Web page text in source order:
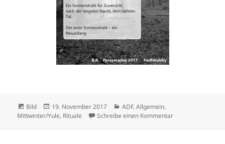
Format
Bild
Veröffentlicht
am
19. November 2017 Kategorien
ADF,Allgemein,
Mittwinter/Yule, Rituale Schreibe einen Kommentarzu Prayer a Day